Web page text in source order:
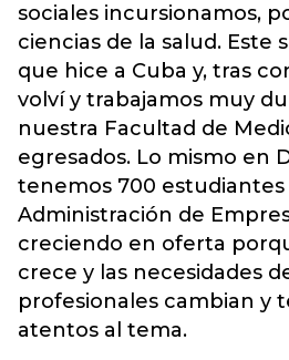
sociales incursionamos,
ciencias de la salud. Este
que hice a Cuba y, tras
volví y trabajamos muy
nuestra Facultad de
egresados. Lo mismo en
tenemos 700
Administración de
creciendo en oferta
crece y las necesidades
profesionales cambian y
atentos al tema.